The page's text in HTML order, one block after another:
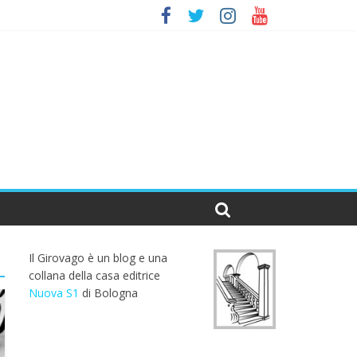
Il Girovago è un blog e una
collana della casa editrice
Nuova S1 di Bologna